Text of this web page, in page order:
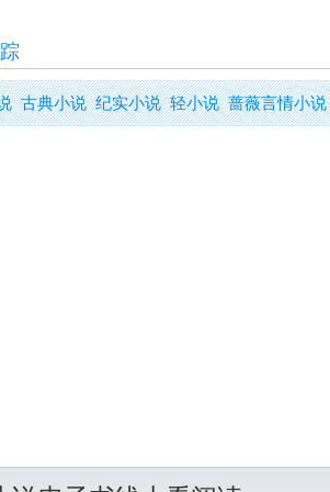
古典小说 纪实小说 轻小说 蔷薇言情小说